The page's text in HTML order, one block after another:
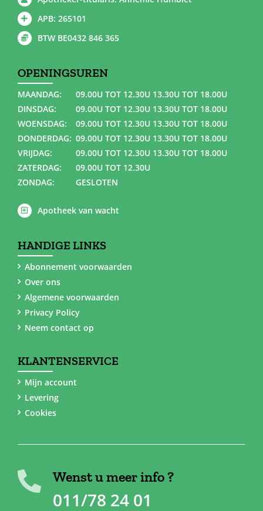
APB: 265101
BTW BE0432 846 365
OPENINGSUREN
MAANDAG:
09.00U TOT 12.30U 13.30U TOT 18.00U
DINSDAG:
09.00U TOT 12.30U 13.30U TOT 18.00U
WOENSDAG:
09.00U TOT 12.30U 13.30U TOT 18.00U
DONDERDAG: 09.00U TOT 12.30U 13.30U TOT 18.00U
VRIJDAG:
09.00U TOT 12.30U 13.30U TOT 18.00U
ZATERDAG:
09.00U TOT 12.30U
ZONDAG:
GESLOTEN
Apotheek van wacht
HANDIGE LINKS
Abonnement voorwaarden
Over ons
Algemene voorwaarden
Privacy Policy
Neem contact op
KLANTENSERVICE
Mijn account
Levering
Cookies
Wenst u meer info ?
011/78 24 01